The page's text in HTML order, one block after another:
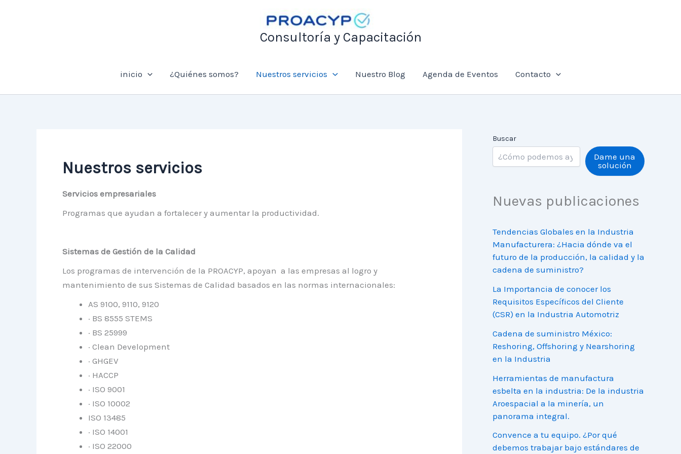
Consultoría y Capacitación
inicio ¿Quiénes somos? Nuestros servicios Nuestro Blog Agenda de Eventos Contacto
Nuestros servicios
Servicios empresariales
Programas que ayudan a fortalecer y aumentar la productividad.
Sistemas de Gestión de la Calidad
Los programas de intervención de la PROACYP, apoyan a las empresas al logro y
mantenimiento de sus Sistemas de Calidad basados en las normas internacionales:
AS 9100, 9110, 9120
· BS 8555 STEMS
· BS 25999
· Clean Development
· GHGEV
· HACCP
· ISO 9001
· ISO 10002
ISO 13485
· ISO 14001
· ISO 22000
Buscar
Dame una
solución
Nuevas publicaciones
Tendencias Globales en la Industria
Manufacturera: ¿Hacia dónde va el
futuro de la producción, la calidad y la
cadena de suministro?
La Importancia de conocer los
Requisitos Específicos del Cliente
(CSR) en la Industria Automotriz
Cadena de suministro México:
Reshoring, Offshoring y Nearshoring
en la Industria
Herramientas de manufactura
esbelta en la industria: De la industria
Aroespacial a la minería, un
panorama integral.
Convence a tu equipo. ¿Por qué
debemos trabajar bajo estándares de